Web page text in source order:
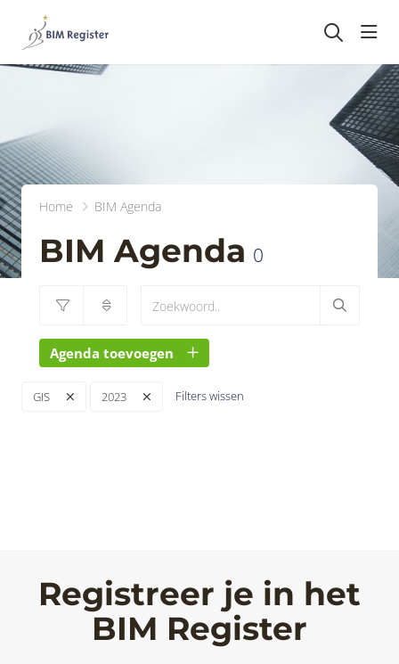
Home BIM Agenda
BIM Agenda 0
Agenda toevoegen
GIS 2023 Filters wissen
Registreer je in het
BIM Register